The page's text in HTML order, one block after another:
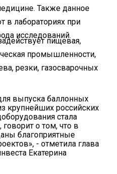
Также данное
в лабораториях при
исследований.
пищевая,
промышленности,
резки, газосварочных
выпуска баллонных
крупнейших российских
стала
о том, что в
благоприятные
- отметила глава
Екатерина